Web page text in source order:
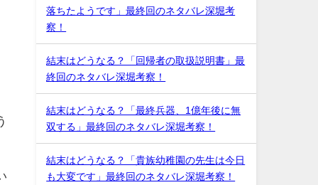
落ちたようです」最終回のネタバレ深堀考
察！
結末はどうなる？「回帰者の取扱説明書」最
終回のネタバレ深堀考察！
結末はどうなる？「最終兵器、1億年後に無
双する」最終回のネタバレ深堀考察！
結末はどうなる？「貴族幼稚園の先生は今日
も大変です」最終回のネタバレ深堀考察！